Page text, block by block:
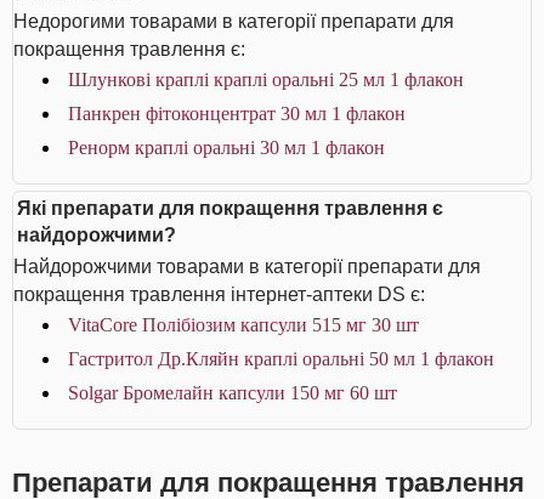
Недорогими товарами в категорії препарати для
покращення травлення є:
Шлункові краплі краплі оральні 25 мл 1 флакон
Панкрен фітоконцентрат 30 мл 1 флакон
Ренорм краплі оральні 30 мл 1 флакон
Які препарати для покращення травлення є
найдорожчими?
Найдорожчими товарами в категорії препарати для
покращення травлення інтернет-аптеки DS є:
VitaCore Полібіозим капсули 515 мг 30 шт
Гастритол Др.Кляйн краплі оральні 50 мл 1 флакон
Solgar Бромелайн капсули 150 мг 60 шт
Препарати для покращення травлення